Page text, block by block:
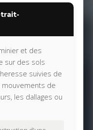
et des
sur des sols
suivies de
de
les dallages ou